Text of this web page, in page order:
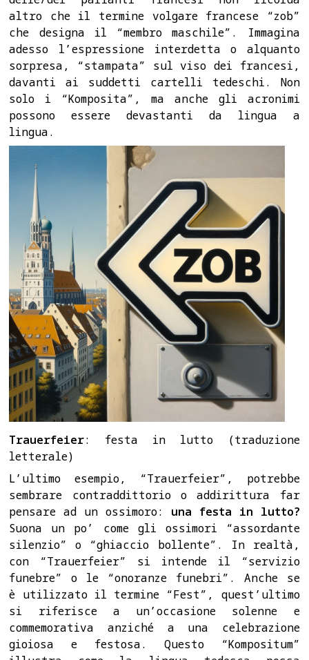
altro che il termine volgare francese “zob”
che designa il “membro maschile”. Immagina
adesso l’espressione interdetta o alquanto
sorpresa, “stampata” sul viso dei francesi,
davanti ai suddetti cartelli tedeschi. Non
solo i “Komposita”, ma anche gli acronimi
possono essere devastanti da lingua a
lingua.
Trauerfeier: festa in lutto (traduzione
letterale)
L’ultimo esempio, “Trauerfeier”, potrebbe
sembrare contraddittorio o addirittura far
pensare ad un ossimoro: una festa in lutto?
Suona un po’ come gli ossimori “assordante
silenzio” o “ghiaccio bollente”. In realtà,
con “Trauerfeier” si intende il “servizio
funebre” o le “onoranze funebri”. Anche se
è utilizzato il termine “Fest”, quest’ultimo
si riferisce a un’occasione solenne e
commemorativa anziché a una celebrazione
gioiosa e festosa. Questo “Kompositum”